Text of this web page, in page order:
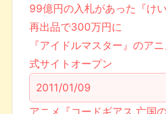
99億円の入札があった『け
再出品で300万円に
『アイドルマスター』のア
式サイトオープン
2011/01/09